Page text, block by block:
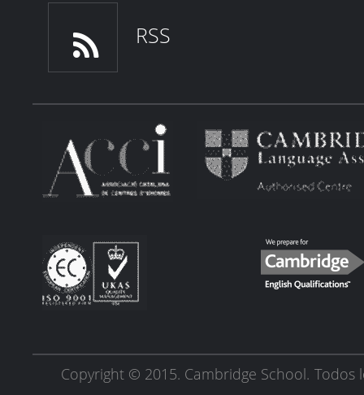
RSS
Copyright © 2015. Cambridge School. Todos